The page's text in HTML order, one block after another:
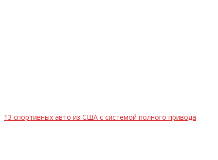
13 спортивных авто из США с системой полного привода